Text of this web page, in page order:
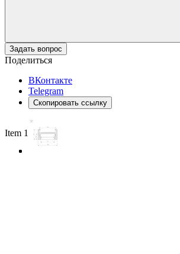
Задать вопрос
Поделиться
ВКонтакте
Telegram
Скопировать ссылку
Item 1 of 3